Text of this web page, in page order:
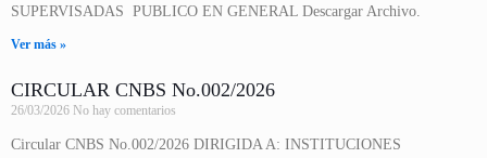
SUPERVISADAS PUBLICO EN GENERAL Descargar Archivo.
Ver más »
CIRCULAR CNBS No.002/2026
26/03/2026 No hay comentarios
Circular CNBS No.002/2026 DIRIGIDA A: INSTITUCIONES